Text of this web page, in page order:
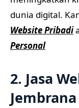
dunia digital.
Website Pribadi
Personal
2. Jasa
Jembrana